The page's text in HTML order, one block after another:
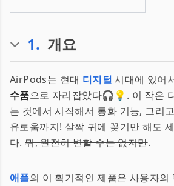
1. 개요
AirPods는 현대 디지털 시대에 있어
수품으로 자리잡았다🎧💡. 이 작은
는 것에서 시작해서 통화 기능, 그리
유로움까지! 살짝 귀에 꽂기만 해도
다.뭐, 완전히 변할 수는 없지만.
애플의 이 획기적인 제품은 사용자의